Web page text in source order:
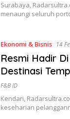
Surabaya,
menaungi seluruh
Ekonomi & Bisnis 14
Resmi Hadir
Destinasi
F&B ID
Kendari,
keseharian